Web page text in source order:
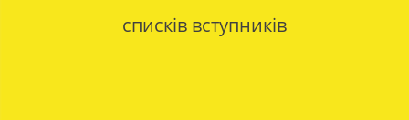
списків вступників